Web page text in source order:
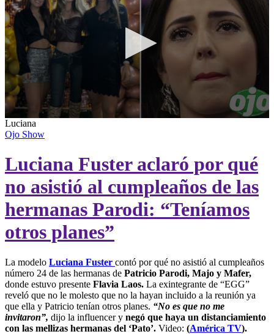
0
seconds
of
seconds
Luciana
Ojo Show
Luciana Fuster aclaró por qué
no asistió al cumpleaños de las
hermanas Parodi: “Teníamos
otros planes”
La modelo Luciana Fuster contó por qué no asistió al cumpleaños
número 24 de las hermanas de Patricio Parodi, Majo y Mafer,
donde estuvo presente Flavia Laos. La exintegrante de “EGG”
reveló que no le molesto que no la hayan incluido a la reunión ya
que ella y Patricio tenían otros planes. “No es que no me
invitaron”, dijo la influencer y negó que haya un distanciamiento
con las mellizas hermanas del ‘Pato’. Video: (América TV).